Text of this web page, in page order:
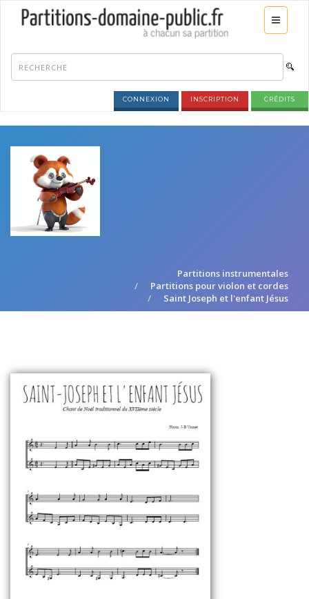
CONNEXION INSCRIPTION CRÉDITS
Partitions instrumentales
Partitions pour violon et cordes
Saint Joseph et l'enfant Jésus